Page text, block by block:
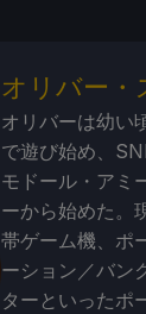
オリバー・
オリバーは幼い
で遊び始め、
モドール・アミ
ーから始めた。
帯ゲーム機、ポ
ーション／バン
ターといったポ